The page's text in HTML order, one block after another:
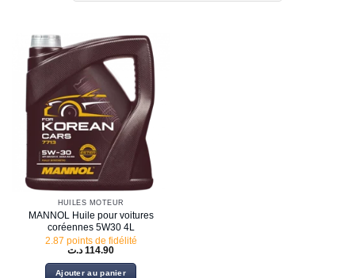
HUILES MOTEUR
MANNOL Huile pour voitures
coréennes 5W30 4L
2.87 points de fidélité
114.90 د.ت
Ajouter au panier